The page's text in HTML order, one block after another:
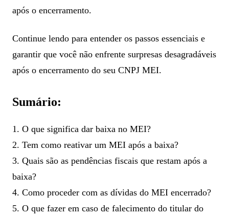
após o encerramento.
Continue lendo para entender os passos essenciais e
garantir que você não enfrente surpresas desagradáveis
após o encerramento do seu CNPJ MEI.
Sumário:
1. O que significa dar baixa no MEI?
2. Tem como reativar um MEI após a baixa?
3. Quais são as pendências fiscais que restam após a
baixa?
4. Como proceder com as dívidas do MEI encerrado?
5. O que fazer em caso de falecimento do titular do